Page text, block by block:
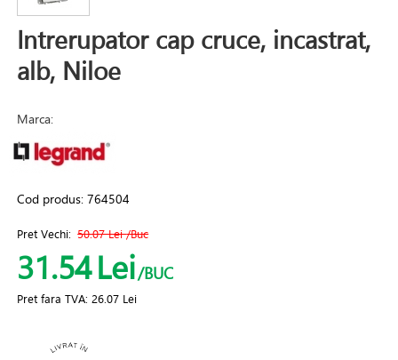
Intrerupator cap cruce, incastrat,
alb, Niloe
Marca:
Cod produs:764504
Pret Vechi: 50.07 Lei/Buc
31.54Lei/BUC
Pret fara TVA:26.07 Lei